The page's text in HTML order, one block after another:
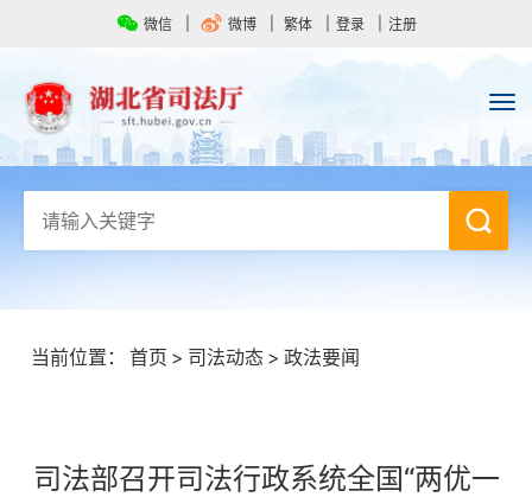
微信 微博 繁体 登录 注册
当前位置： 首页 > 司法动态 > 政法要闻
司法部召开司法行政系统全国“两优一